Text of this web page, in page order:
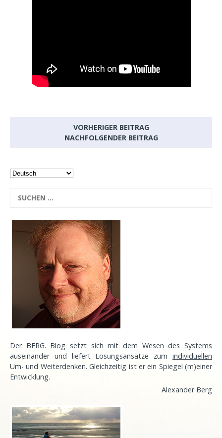
VORHERIGER BEITRAG
NACHFOLGENDER BEITRAG
Der BERG. Blog setzt sich mit dem Wesen des Systems
auseinander und liefert Lösungsansätze zum individuellen
Um- und Weiterdenken. Gleichzeitig ist er ein Spiegel (m)einer
Entwicklung.
Alexander Berg